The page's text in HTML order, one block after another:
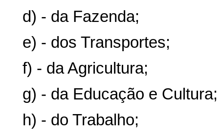
d) - da Fazenda;
e) - dos Transportes;
f) - da Agricultura;
g) - da Educação e Cultura;
h) - do Trabalho;